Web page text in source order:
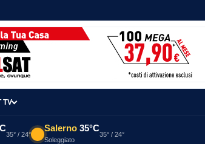
TV
35° / 24°
Salerno 35°C
Soleggiato
35° / 24°